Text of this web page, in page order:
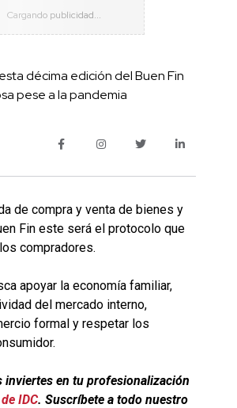
décima edición del Buen Fin
pese a la pandemia
de compra y venta de bienes y
Fin este será el protocolo que
compradores.
apoyar la economía familiar,
del mercado interno,
formal y respetar los
inviertes en tu profesionalización
IDC. Suscríbete a todo nuestro